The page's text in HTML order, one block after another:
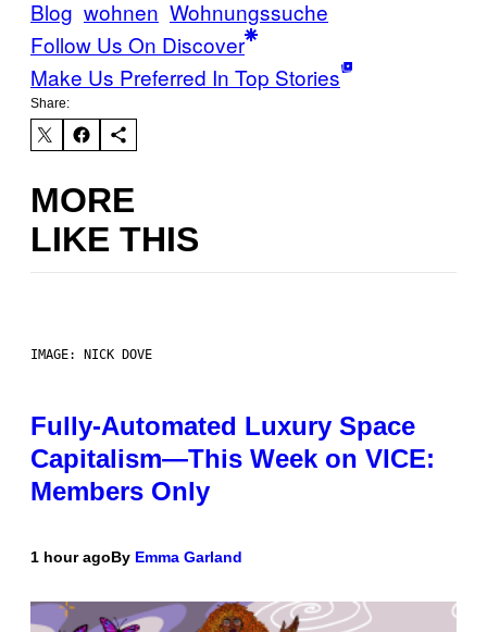
Blog wohnen Wohnungssuche
Follow Us On Discover
Make Us Preferred In Top Stories
Share:
MORE
LIKE THIS
IMAGE: NICK DOVE
Fully-Automated Luxury Space
Capitalism—This Week on VICE:
Members Only
1 hour agoBy Emma Garland